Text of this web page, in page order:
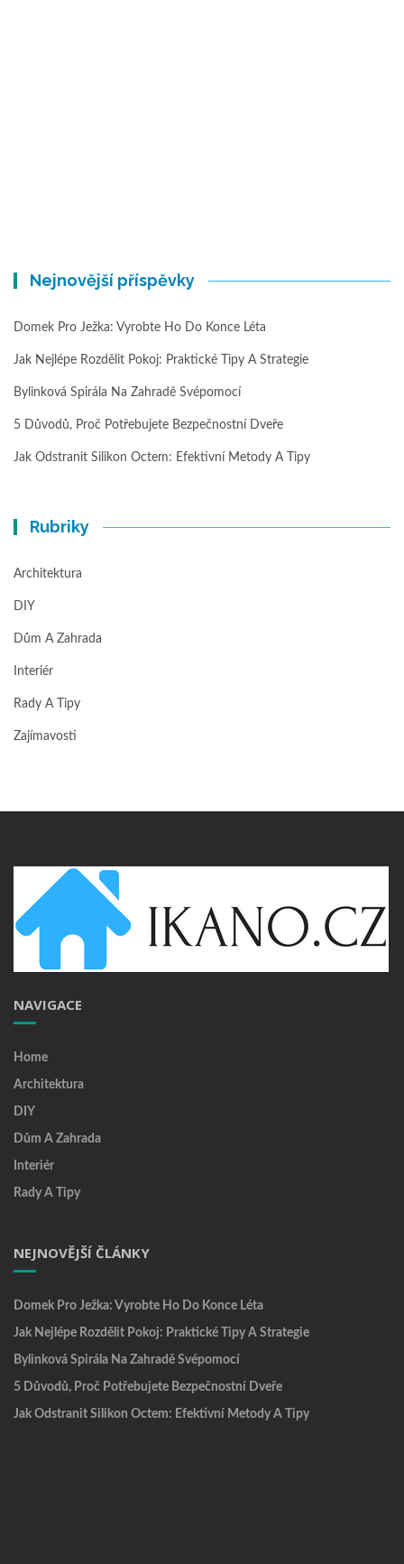
Nejnovější příspěvky
Domek Pro Ježka: Vyrobte Ho Do Konce Léta
Jak Nejlépe Rozdělit Pokoj: Praktické Tipy A Strategie
Bylinková Spirála Na Zahradě Svépomocí
5 Důvodů, Proč Potřebujete Bezpečnostní Dveře
Jak Odstranit Silikon Octem: Efektivní Metody A Tipy
Rubriky
Architektura
DIY
Dům A Zahrada
Interiér
Rady A Tipy
Zajímavosti
NAVIGACE
Home
Architektura
DIY
Dům A Zahrada
Interiér
Rady A Tipy
NEJNOVĚJŠÍ ČLÁNKY
Domek Pro Ježka: Vyrobte Ho Do Konce Léta
Jak Nejlépe Rozdělit Pokoj: Praktické Tipy A Strategie
Bylinková Spirála Na Zahradě Svépomocí
5 Důvodů, Proč Potřebujete Bezpečnostní Dveře
Jak Odstranit Silikon Octem: Efektivní Metody A Tipy